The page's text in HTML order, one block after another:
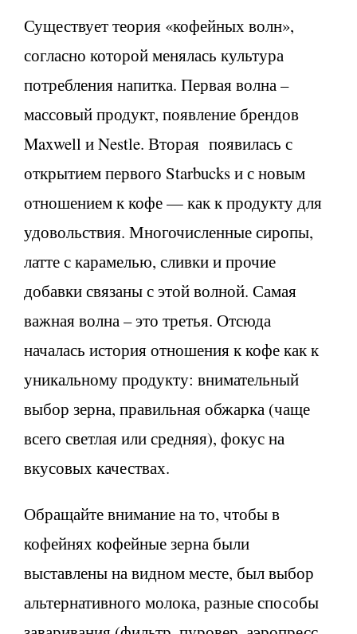
Существует теория «кофейных волн»,
согласно которой менялась культура
потребления напитка. Первая волна –
массовый продукт, появление брендов
Maxwell и Nestle. Вторая появилась с
открытием первого Starbucks и с новым
отношением к кофе — как к продукту для
удовольствия. Многочисленные сиропы,
латте с карамелью, сливки и прочие
добавки связаны с этой волной. Самая
важная волна – это третья. Отсюда
началась история отношения к кофе как к
уникальному продукту: внимательный
выбор зерна, правильная обжарка (чаще
всего светлая или средняя), фокус на
вкусовых качествах.
Обращайте внимание на то, чтобы в
кофейнях кофейные зерна были
выставлены на видном месте, был выбор
альтернативного молока, разные способы